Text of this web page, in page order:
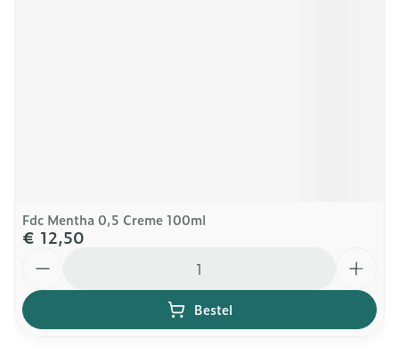
Fdc Mentha 0,5 Creme 100ml
€ 12,50
Bestel